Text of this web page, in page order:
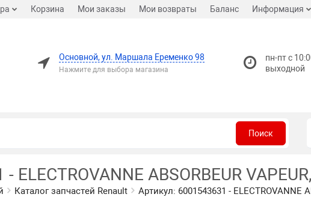
Корзина Мои заказы Мои возвраты Баланс Информация
Основной, ул. Маршала Еременко 98
Нажмите для выбора магазина
пн-пт с
выходной
Поиск
ELECTROVANNE ABSORBEUR
Каталог запчастей Renault Артикул: 6001543631 - ELECTROVANNE